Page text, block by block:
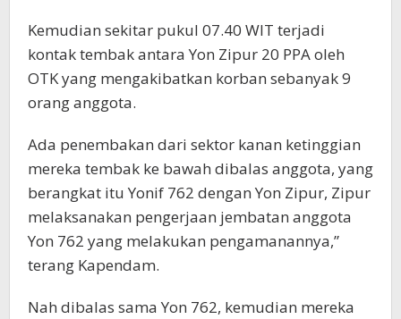
Kemudian sekitar pukul 07.40 WIT terjadi
kontak tembak antara Yon Zipur 20 PPA oleh
OTK yang mengakibatkan korban sebanyak 9
orang anggota.
Ada penembakan dari sektor kanan ketinggian
mereka tembak ke bawah dibalas anggota, yang
berangkat itu Yonif 762 dengan Yon Zipur, Zipur
melaksanakan pengerjaan jembatan anggota
Yon 762 yang melakukan pengamanannya,”
terang Kapendam.
Nah dibalas sama Yon 762, kemudian mereka